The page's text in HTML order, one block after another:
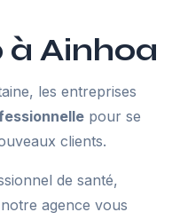
Ainhoa
les entreprises
pour se
clients.
de santé,
agence vous